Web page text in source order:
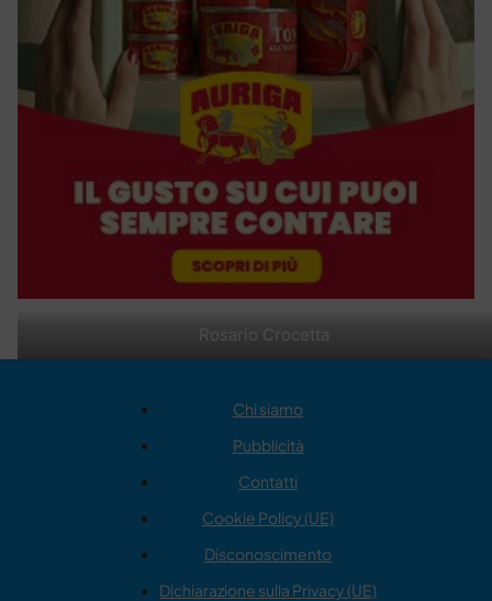
Rosario Crocetta
Chi siamo
Pubblicità
Contatti
Cookie Policy (UE)
Disconoscimento
Dichiarazione sulla Privacy (UE)